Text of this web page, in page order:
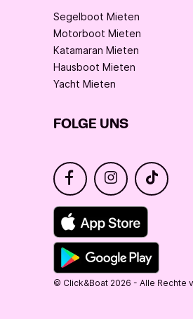
Segelboot Mieten
Motorboot Mieten
Katamaran Mieten
Hausboot Mieten
Yacht Mieten
FOLGE UNS
© Click&Boat 2026 - Alle Rechte